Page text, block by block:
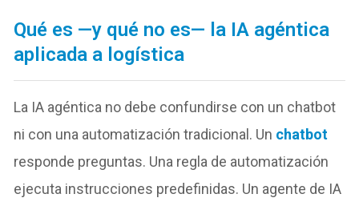
Qué es —y qué no es— la IA agéntica
aplicada a logística
La IA agéntica no debe confundirse con un chatbot
ni con una automatización tradicional. Un chatbot
responde preguntas. Una regla de automatización
ejecuta instrucciones predefinidas. Un agente de IA